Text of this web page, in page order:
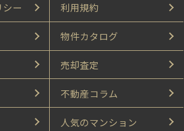
ー 利用規約
物件カタログ
売却査定
不動産コラム
人気のマンション